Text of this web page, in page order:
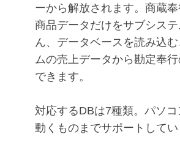
ーから解放されます。商蔵
商品データだけをサブシス
ん、データベースを読み込
ムの売上データから勘定奉
できます。
対応するDBは7種類。パソ
動くものまでサポートしてい